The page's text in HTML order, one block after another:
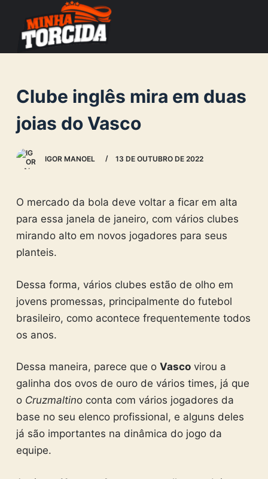
o
c
o
n
Clube inglês mira em duas
joias do Vasco
IGOR MANOEL 13 DE OUTUBRO DE 2022
O mercado da bola deve voltar a ficar em alta
para essa janela de janeiro, com vários clubes
mirando alto em novos jogadores para seus
planteis.
Dessa forma, vários clubes estão de olho em
jovens promessas, principalmente do futebol
brasileiro, como acontece frequentemente todos
os anos.
Dessa maneira, parece que o Vascovirou a
galinha dos ovos de ouro de vários times, já que
o Cruzmaltino conta com vários jogadores da
base no seu elenco profissional, e alguns deles
já são importantes na dinâmica do jogo da
equipe.